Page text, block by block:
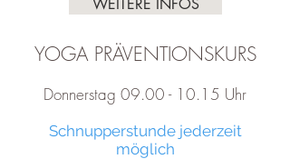
WEITERE INFOS
YOGA PRÄVENTIONSKURS
Donnerstag 09.00 - 10.15 Uhr
Schnupperstunde jederzeit
möglich